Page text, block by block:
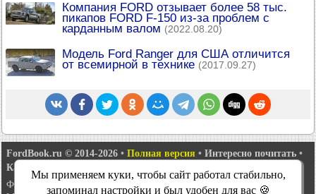
Компания FORD отзывает более 58 тыс.
пикапов FORD F-150 из-за проблем с
карданным валом (2022.08.20)
Модель Ford Ranger для США отличится
от всемирной в технике (2017.09.27)
FordBook.ru © 2014-2026 • Полная версия • Интересно почитать •
Карта сайта
Фокус 1
Фокус 2 • Мондео 1 Мондео 1 и 2
Мы применяем куки, чтобы сайт работал стабильно,
запоминал настройки и был удобен для вас 🍪